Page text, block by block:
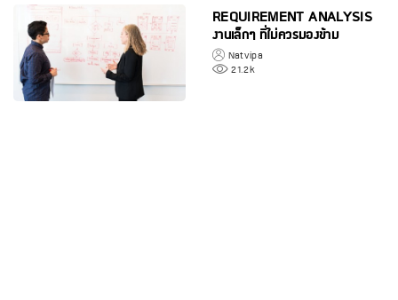
REQUIREMENT ANALYSIS
งานเล็กๆ ที่ไม่ควรมองข้าม
Natvipa
21.2k